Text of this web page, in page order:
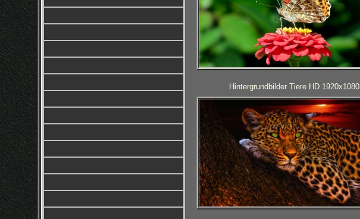
Hintergrundbilder Tiere HD 1920x1080